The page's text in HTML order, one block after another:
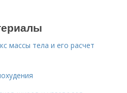
массы тела и его расчет